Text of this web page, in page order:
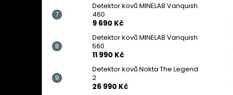
Detektor kovů MINELAB Vanquish
460
9 690 Kč
Detektor kovů MINELAB Vanquish
560
11 990 Kč
Detektor kovů Nokta The Legend
2
26 990 Kč